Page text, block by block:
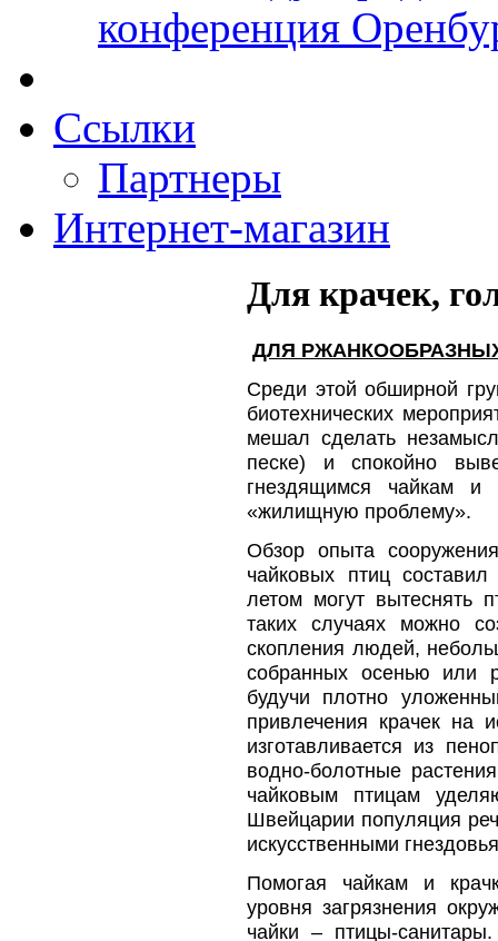
конференция
Ссылки
Партнеры
Интернет-магазин
Для крачек,
ДЛЯ
Среди этой обширной
биотехнических
мешал сделать
песке) и спокойно
гнездящимся чайкам
«жилищную проблему».
Обзор опыта
чайковых птиц
летом могут вытеснять
таких случаях можно
скопления людей,
собранных осенью или
будучи плотно
привлечения крачек на
изготавливается из
водно-болотные
чайковым птицам
Швейцарии популяция
искусственными
Помогая чайкам и
уровня загрязнения
чайки – птицы-